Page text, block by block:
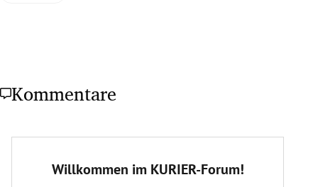
Kommentare